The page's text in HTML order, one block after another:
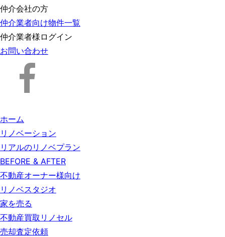
仲介会社の方
仲介業者向け物件一覧
仲介業者様ログイン
お問い合わせ
ホーム
リノベーション
リアルのリノベプラン
BEFORE & AFTER
不動産オーナー様向け
リノベスタジオ
家を売る
不動産買取リノセル
売却査定依頼